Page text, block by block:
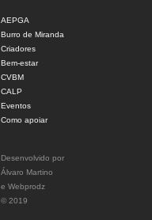
AEPGA
Burro de Miranda
Criadores
Bem-estar
CVBM
CALP
Eventos
Como apoiar
Desenvolvido por
Álvaro Martino
e Webprodz
© 2019